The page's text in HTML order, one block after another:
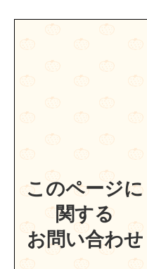
このページに
関する
お問い合わせ